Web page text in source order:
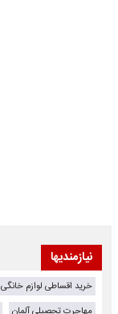
نیازمندیها
خرید اقساطی لوازم خانگی